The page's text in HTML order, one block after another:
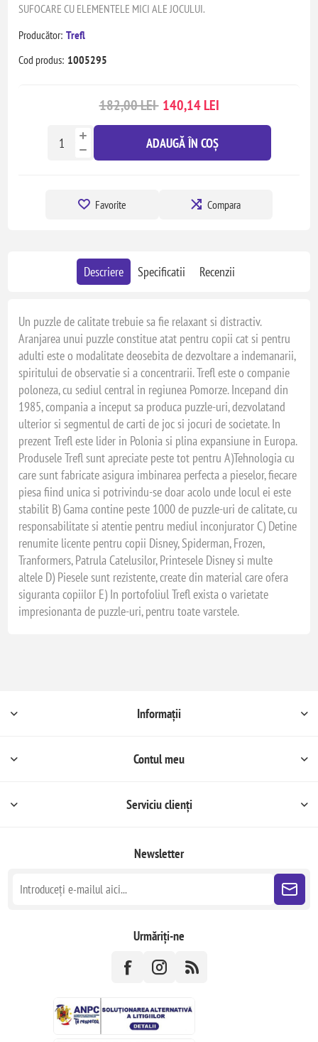
SUFOCARE CU ELEMENTELE MICI ALE JOCULUI.
Producător: Trefl
Cod produs: 1005295
182,00 LEI 140,14 LEI
ADAUGĂ ÎN COȘ
Favorite Compara
Descriere Specificatii Recenzii
Un puzzle de calitate trebuie sa fie relaxant si distractiv.
Aranjarea unui puzzle constitue atat pentru copii cat si pentru
adulti este o modalitate deosebita de dezvoltare a indemanarii,
spiritului de observatie si a concentrarii. Trefl este o companie
poloneza, cu sediul central in regiunea Pomorze. Incepand din
1985, compania a inceput sa produca puzzle-uri, dezvolatand
ulterior si segmentul de carti de joc si jocuri de societate. In
prezent Trefl este lider in Polonia si plina expansiune in Europa.
Produsele Trefl sunt apreciate peste tot pentru A)Tehnologia cu
care sunt fabricate asigura imbinarea perfecta a pieselor, fiecare
piesa fiind unica si potrivindu-se doar acolo unde locul ei este
stabilit B) Gama contine peste 1000 de puzzle-uri de calitate, cu
responsabilitate si atentie pentru mediul inconjurator C) Detine
renumite licente pentru copii Disney, Spiderman, Frozen,
Tranformers, Patrula Catelusilor, Printesele Disney si multe
altele D) Piesele sunt rezistente, create din material care ofera
siguranta copiilor E) In portofoliul Trefl exista o varietate
impresionanta de puzzle-uri, pentru toate varstele.
Informații
Contul meu
Serviciu clienți
Newsletter
Urmăriți-ne